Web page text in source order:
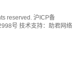
reserved. 沪ICP备
号 技术支持： 助君网络